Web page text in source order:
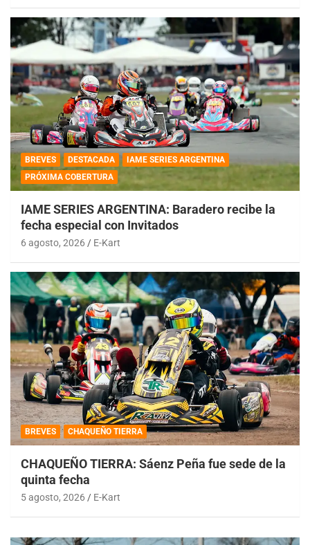
BREVES DESTACADA
IAME SERIES ARGENTINA
PRÓXIMA COBERTURA
IAME SERIES ARGENTINA: Baradero recibe la
fecha especial con Invitados
6 agosto, 2026 E-Kart
BREVES CHAQUEÑO TIERRA
CHAQUEÑO TIERRA: Sáenz Peña fue sede de la
quinta fecha
5 agosto, 2026 E-Kart